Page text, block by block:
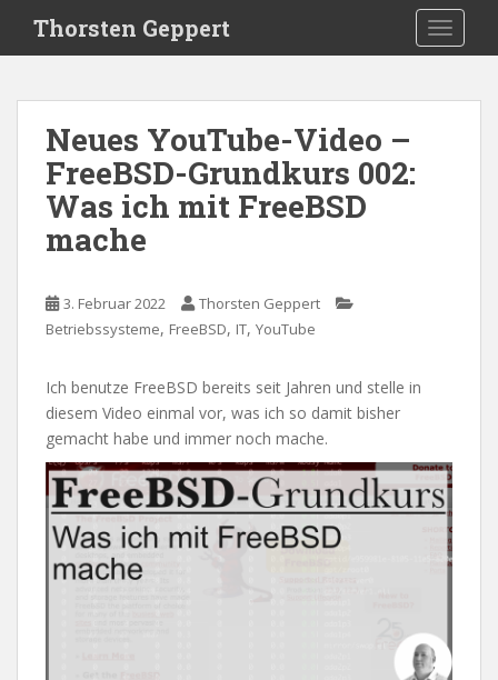
i
Thorsten Geppert
Neues YouTube-Video –
FreeBSD-Grundkurs 002:
Was ich mit FreeBSD
mache
3. Februar 2022
Thorsten Geppert
Betriebssysteme, FreeBSD, IT, YouTube
Ich benutze FreeBSD bereits seit Jahren und stelle in
diesem Video einmal vor, was ich so damit bisher
gemacht habe und immer noch mache.